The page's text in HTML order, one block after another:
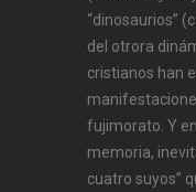
“dinosaurios”
del otrora
cristianos han
fujimorato. Y
memoria,
cuatro suyos”